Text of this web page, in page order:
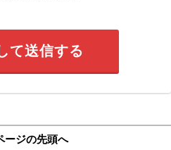
て送信する
ージの先頭へ